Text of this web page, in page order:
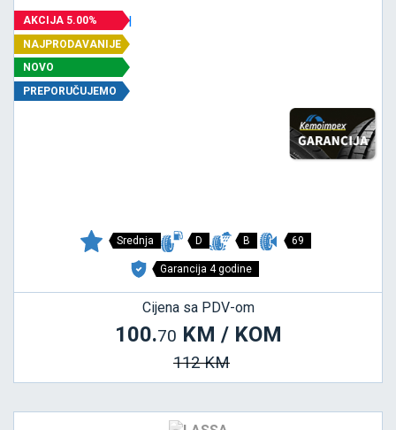
AKCIJA 5.00%
NAJPRODAVANIJE
NOVO
PREPORUČUJEMO
Srednja D B 69
Garancija 4 godine
Cijena sa PDV-om
100.70 KM / KOM
112 KM